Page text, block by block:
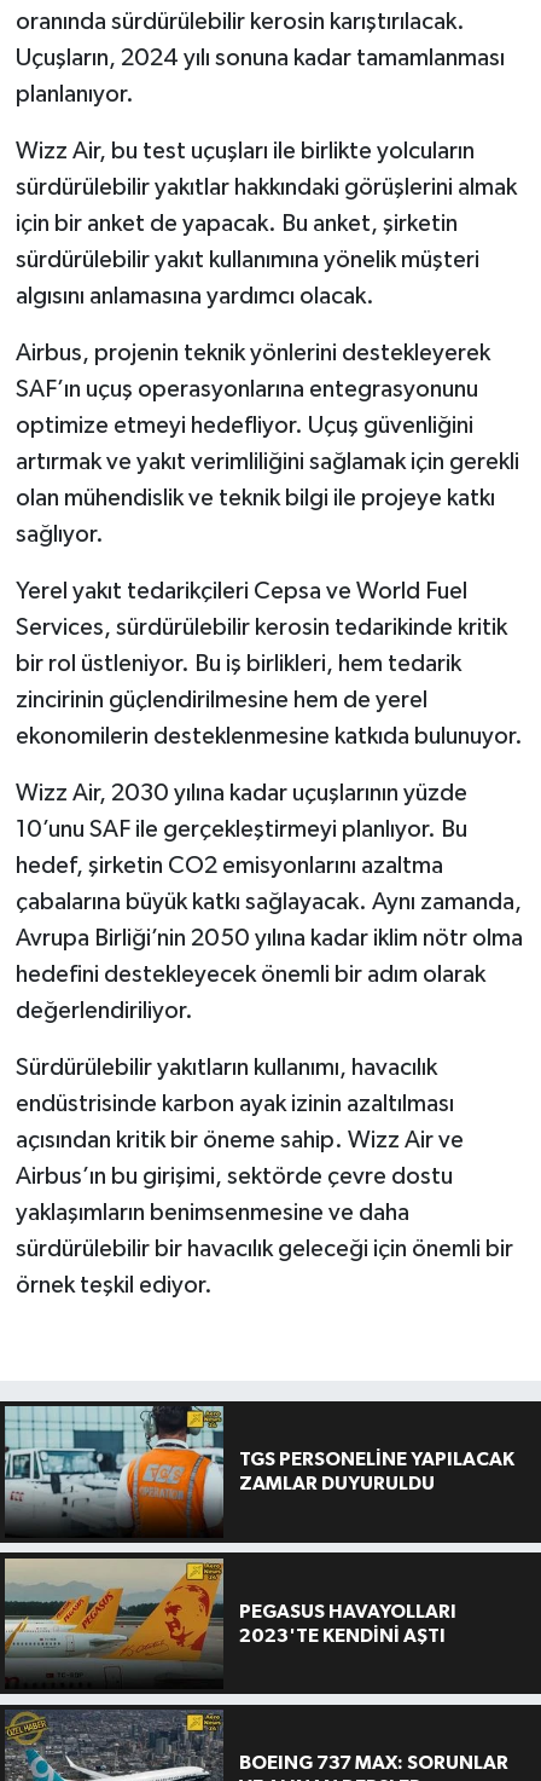
oranında sürdürülebilir kerosin karıştırılacak.
Uçuşların, 2024 yılı sonuna kadar tamamlanması
planlanıyor.
Wizz Air, bu test uçuşları ile birlikte yolcuların
sürdürülebilir yakıtlar hakkındaki görüşlerini almak
için bir anket de yapacak. Bu anket, şirketin
sürdürülebilir yakıt kullanımına yönelik müşteri
algısını anlamasına yardımcı olacak.
Airbus, projenin teknik yönlerini destekleyerek
SAF’ın uçuş operasyonlarına entegrasyonunu
optimize etmeyi hedefliyor. Uçuş güvenliğini
artırmak ve yakıt verimliliğini sağlamak için gerekli
olan mühendislik ve teknik bilgi ile projeye katkı
sağlıyor.
Yerel yakıt tedarikçileri Cepsa ve World Fuel
Services, sürdürülebilir kerosin tedarikinde kritik
bir rol üstleniyor. Bu iş birlikleri, hem tedarik
zincirinin güçlendirilmesine hem de yerel
ekonomilerin desteklenmesine katkıda bulunuyor.
Wizz Air, 2030 yılına kadar uçuşlarının yüzde
10’unu SAF ile gerçekleştirmeyi planlıyor. Bu
hedef, şirketin CO2 emisyonlarını azaltma
çabalarına büyük katkı sağlayacak. Aynı zamanda,
Avrupa Birliği’nin 2050 yılına kadar iklim nötr olma
hedefini destekleyecek önemli bir adım olarak
değerlendiriliyor.
Sürdürülebilir yakıtların kullanımı, havacılık
endüstrisinde karbon ayak izinin azaltılması
açısından kritik bir öneme sahip. Wizz Air ve
Airbus’ın bu girişimi, sektörde çevre dostu
yaklaşımların benimsenmesine ve daha
sürdürülebilir bir havacılık geleceği için önemli bir
örnek teşkil ediyor.
TGS PERSONELİNE YAPILACAK
ZAMLAR DUYURULDU
PEGASUS HAVAYOLLARI
2023'TE KENDİNİ AŞTI
BOEING 737 MAX: SORUNLAR